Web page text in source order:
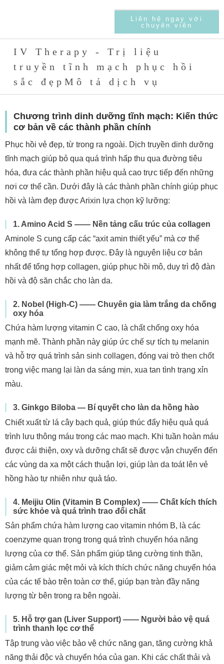
Liên hệ ngay với
chuyên viên
IV Therapy - Trị liệu
truyền tĩnh mạch phục hồi
sắc đẹpMô tả dịch vụ
Chương trình dinh dưỡng tĩnh mạch: Kiến thức
cơ bản về các thành phần chính
Phục hồi vẻ đẹp, từ trong ra ngoài. Dịch truyền dinh dưỡng
tĩnh mạch giúp bỏ qua quá trình hấp thu qua đường tiêu
hóa, đưa các thành phần hiệu quả cao trực tiếp đến những
nơi cơ thể cần. Dưới đây là các thành phần chính giúp phục
hồi và làm đẹp được Arixin lựa chọn kỹ lưỡng:
1. Amino Acid S —— Nền tảng cấu trúc của collagen
Aminole S cung cấp các “axit amin thiết yếu” mà cơ thể
không thể tự tổng hợp được. Đây là nguyên liệu cơ bản
nhất để tổng hợp collagen, giúp phục hồi mô, duy trì độ đàn
hồi và độ săn chắc cho làn da.
2. Nobel (High-C) —— Chuyên gia làm trắng da chống
oxy hóa
Chứa hàm lượng vitamin C cao, là chất chống oxy hóa
mạnh mẽ. Thành phần này giúp ức chế sự tích tụ melanin
và hỗ trợ quá trình sản sinh collagen, đóng vai trò then chốt
trong việc mang lại làn da sáng mịn, xua tan tình trạng xỉn
màu.
3. Ginkgo Biloba — Bí quyết cho làn da hồng hào
Chiết xuất từ lá cây bạch quả, giúp thúc đẩy hiệu quả quá
trình lưu thông máu trong các mao mạch. Khi tuần hoàn máu
được cải thiện, oxy và dưỡng chất sẽ được vận chuyển đến
các vùng da xa một cách thuận lợi, giúp làn da toát lên vẻ
hồng hào tự nhiên như quả táo.
4. Meijiu Olin (Vitamin B Complex) —— Chất kích thích
sức khỏe và quá trình trao đổi chất
Sản phẩm chứa hàm lượng cao vitamin nhóm B, là các
coenzyme quan trọng trong quá trình chuyển hóa năng
lượng của cơ thể. Sản phẩm giúp tăng cường tinh thần,
giảm cảm giác mệt mỏi và kích thích chức năng chuyển hóa
của các tế bào trên toàn cơ thể, giúp bạn tràn đầy năng
lượng từ bên trong ra bên ngoài.
5. Hỗ trợ gan (Liver Support) —— Người bảo vệ quá
trình thanh lọc cơ thể
Tập trung vào việc bảo vệ chức năng gan, tăng cường khả
năng thải độc và chuyển hóa của gan. Khi các chất thải và